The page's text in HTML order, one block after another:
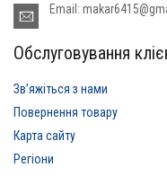
Email:
Обслуговування
Звʼяжіться з нами
Повернення товару
Карта сайту
Регіони